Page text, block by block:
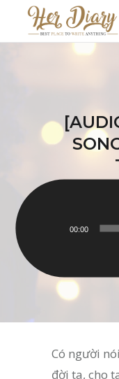
Trình
chơi
Audio
00:00
Có người
đời ta, cho